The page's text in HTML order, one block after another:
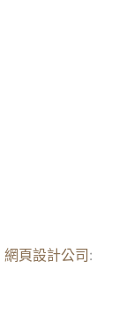
網頁設計公司: